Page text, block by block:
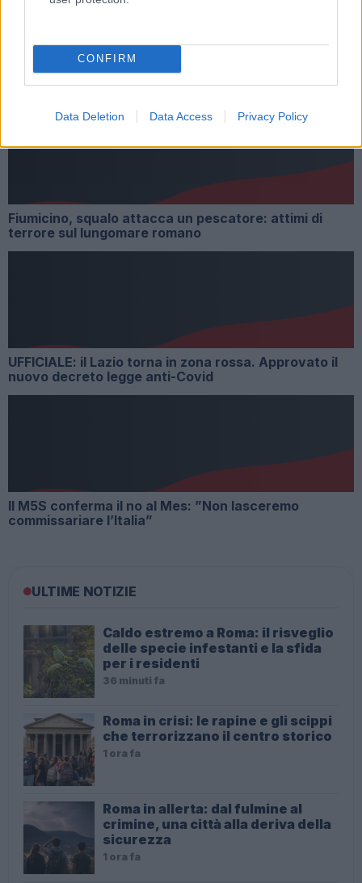
CONFIRM
Data Deletion Data Access Privacy Policy
Fiumicino, squalo attacca un pescatore: attimi di
terrore sul lungomare romano
UFFICIALE: il Lazio torna in zona rossa. Approvato il
nuovo decreto legge anti-Covid
Il M5S conferma il no al Mes: ​”Non lasceremo
commissariare l’Italia”
ULTIME NOTIZIE
Caldo estremo a Roma: il risveglio
delle specie infestanti e la sfida
per i residenti
36 minuti fa
Roma in crisi: le rapine e gli scippi
che terrorizzano il centro storico
1 ora fa
Roma in allerta: dal fulmine al
crimine, una città alla deriva della
sicurezza
1 ora fa